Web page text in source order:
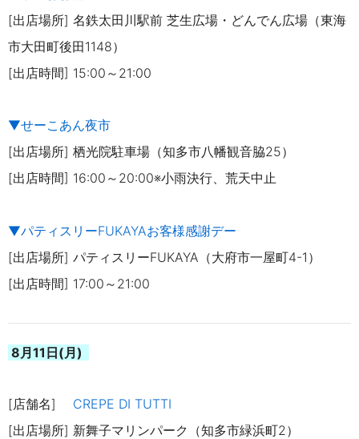
[出店場所] 名鉄太田川駅前 芝生広場・どんでん広場（東海
市大田町後田1148）
[出店時間] 15:00～21:00
▼せーこあん夜市
[出店場所] 栖光院駐車場（知多市八幡観音脇25）
[出店時間] 16:00～20:00※小雨決行、荒天中止
▼パティスリーFUKAYAお客様感謝デー
[出店場所] パティスリーFUKAYA（大府市一屋町4-1 ）
[出店時間] 17:00～21:00
8月11日(月)
[店舗名] CREPE DI TUTTI
[出店場所] 新舞子マリンパーク（知多市緑浜町2）